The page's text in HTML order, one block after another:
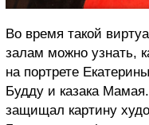
Во время такой
залам можно узнать,
на портрете
Будду и казака
защищал картину